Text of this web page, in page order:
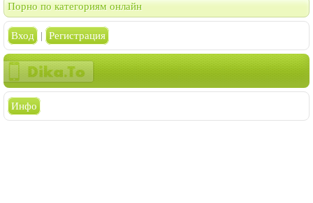
Порно по категориям онлайн
Вход | Регистрация
Инфо